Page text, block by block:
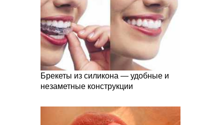
Брекеты из силикона — удобные и
незаметные конструкции